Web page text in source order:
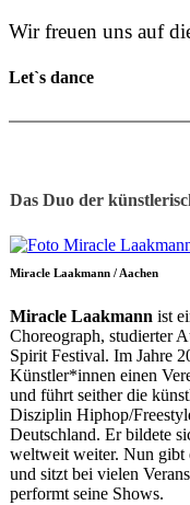
Wir freuen uns auf
Let`s dance
Das Duo der
Miracle Laakmann / Aachen
Miracle Laakmann ist
Choreograph, studierter
Spirit Festival. Im Jahre
Künstler*innen einen
und führt seither die
Disziplin Hiphop/
Deutschland. Er bildete
weltweit weiter. Nun gibt
und sitzt bei vielen
performt seine Shows.